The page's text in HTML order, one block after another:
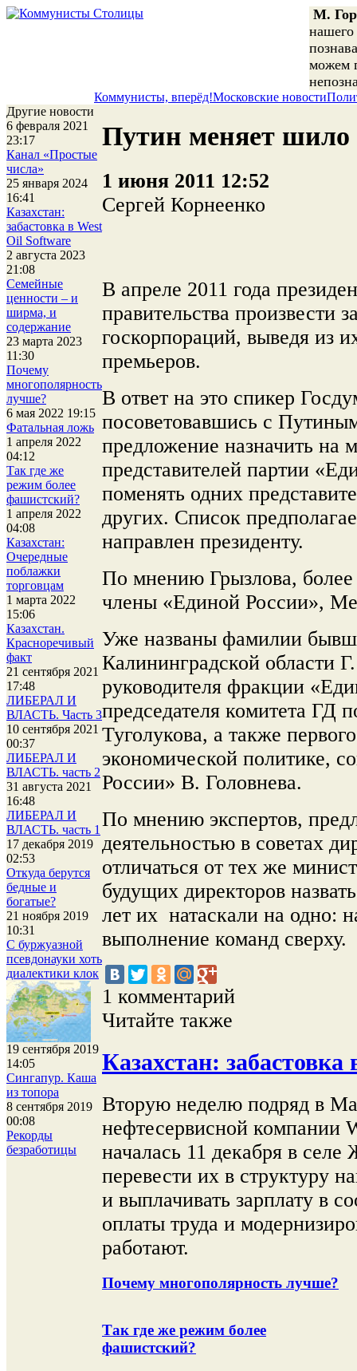
М.
нашего
можем
Коммунисты, вперёд!Московские новости
Другие новости
6 февраля 2021
23:17
Канал «Простые
числа»
25 января 2024
16:41
Казахстан:
забастовка в West
Oil Software
2 августа 2023
21:08
Семейные
ценности – и
ширма, и
содержание
23 марта 2023
11:30
Почему
многополярность
лучше?
6 мая 2022 19:15
Фатальная ложь
1 апреля 2022
04:12
Так где же
режим более
фашистский?
1 апреля 2022
04:08
Казахстан:
Очередные
поблажки
торговцам
1 марта 2022
15:06
Казахстан.
Красноречивый
факт
21 сентября 2021
17:48
ЛИБЕРАЛ И
ВЛАСТЬ. Часть 3
10 сентября 2021
00:37
ЛИБЕРАЛ И
ВЛАСТЬ. часть 2
31 августа 2021
16:48
ЛИБЕРАЛ И
ВЛАСТЬ. часть 1
17 декабря 2019
02:53
Откуда берутся
бедные и
богатые?
21 ноября 2019
10:31
С буржуазной
псевдонауки хоть
диалектики клок
19 сентября 2019
14:05
Сингапур. Каша
из топора
8 сентября 2019
00:08
Рекорды
безработицы
Путин меняет
1 июня 2011 12:52
Сергей Корнеенко
В апреле 2011 года
правительства произвести
госкорпораций, выведя из
премьеров.
В ответ на это спикер
посоветовавшись с
предложение назначить на
представителей партии
поменять одних
других. Список
направлен президенту.
По мнению Грызлова,
члены «Единой России»,
Уже названы фамилии
Калининградской области
руководителя фракции
председателя комитета ГД
Туголукова, а также
экономической политике,
России» В. Головнева.
По мнению экспертов,
деятельностью в советах
отличаться от тех же
будущих директоров
лет их натаскали на одно:
выполнение команд сверху.
1 комментарий
Читайте также
Казахстан:
Вторую неделю подряд в
нефтесервисной компании
началась 11 декабря в
перевести их в структуру
и выплачивать зарплату в
оплаты труда и
работают.
Почему многополярность лучше?
Так где же режим более
фашистский?